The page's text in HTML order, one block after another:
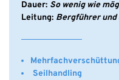
Dauer: So wenig wie
Leitung: Bergführer und
Seilhandling